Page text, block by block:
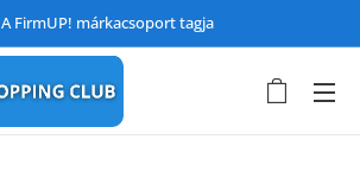
A FirmUP! márkacsoport tagja